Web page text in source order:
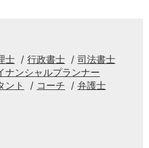
士 行政書士
司法書士
ナンシャルプランナー
ント コーチ
弁護士